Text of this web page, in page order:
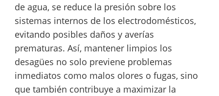
de agua, se reduce la presión sobre los
sistemas internos de los electrodomésticos,
evitando posibles daños y averías
prematuras. Así, mantener limpios los
desagües no solo previene problemas
inmediatos como malos olores o fugas, sino
que también contribuye a maximizar la